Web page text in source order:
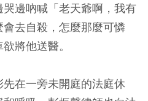
邊吶喊「老天爺啊，我有
去自殺，怎麼那麼可憐
將他送醫。
在一旁未開庭的法庭休